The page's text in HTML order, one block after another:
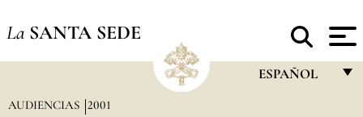
La SANTA SEDE
ESPAÑOL
AUDIENCIAS 2001